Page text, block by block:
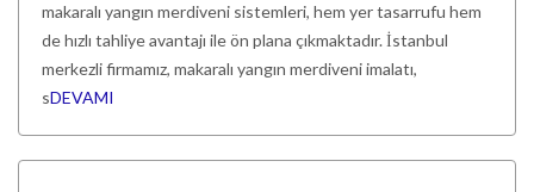
makaralı yangın merdiveni sistemleri, hem yer tasarrufu hem
de hızlı tahliye avantajı ile ön plana çıkmaktadır. İstanbul
merkezli firmamız, makaralı yangın merdiveni imalatı,
sDEVAMI